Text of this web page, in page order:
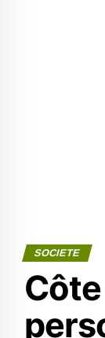
SOCIETE
Côte